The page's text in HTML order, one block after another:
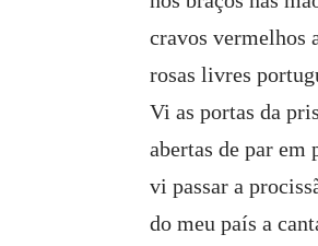
cravos vermelhos
rosas livres
Vi as portas da
abertas de par em
vi passar a
do meu país a